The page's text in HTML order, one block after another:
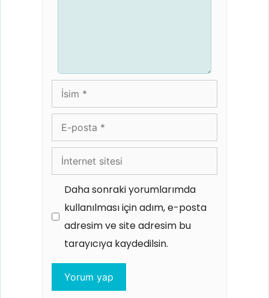
İsim
posta
İnternet
sitesi
Daha sonraki yorumlarımda
kullanılması için adım, e-posta
adresim ve site adresim bu
tarayıcıya kaydedilsin.